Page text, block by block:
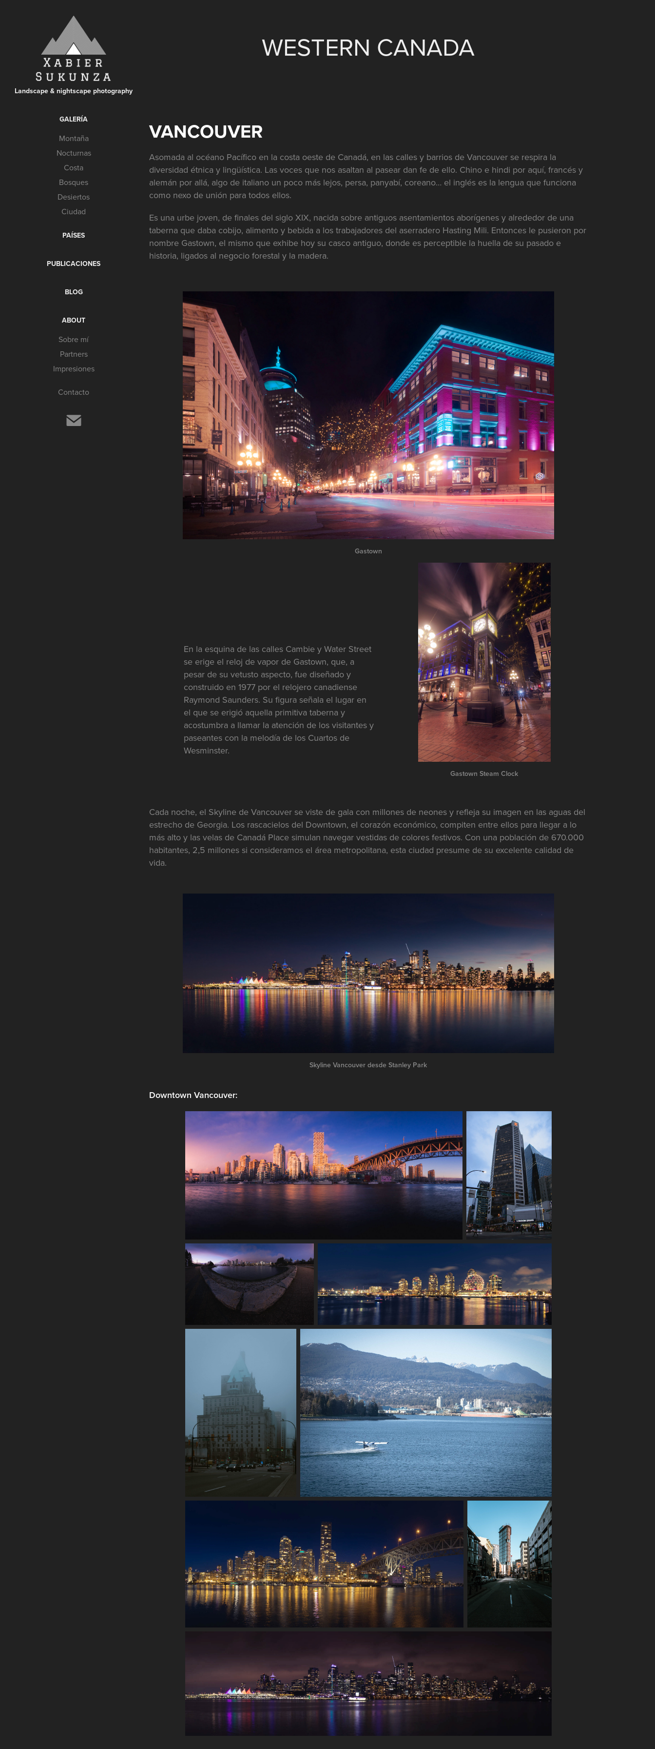
Landscape & nightscape photography
GALERÍA
Montaña
Nocturnas
Costa
Bosques
Desiertos
Ciudad
PAÍSES
PUBLICACIONES
BLOG
ABOUT
Sobre mí
Partners
Impresiones
Contacto
WESTERN CANADA
VANCOUVER
Asomada al océano Pacífico en la costa oeste de Canadá, en las calles y barrios de Vancouver se respira la
diversidad étnica y lingüística. Las voces que nos asaltan al pasear dan fe de ello. Chino e hindi por aquí, francés y
alemán por allá, algo de italiano un poco más lejos, persa, panyabí, coreano… el inglés es la lengua que funciona
como nexo de unión para todos ellos.
Es una urbe joven, de finales del siglo XIX, nacida sobre antiguos asentamientos aborígenes y alrededor de una
taberna que daba cobijo, alimento y bebida a los trabajadores del aserradero Hasting Mili. Entonces le pusieron por
nombre Gastown, el mismo que exhibe hoy su casco antiguo, donde es perceptible la huella de su pasado e
historia, ligados al negocio forestal y la madera.
Gastown
En la esquina de las calles Cambie y Water Street
se erige el reloj de vapor de Gastown, que, a
pesar de su vetusto aspecto, fue diseñado y
construido en 1977 por el relojero canadiense
Raymond Saunders. Su figura señala el lugar en
el que se erigió aquella primitiva taberna y
acostumbra a llamar la atención de los visitantes y
paseantes con la melodía de los Cuartos de
Wesminster.
Gastown Steam Clock
Cada noche, el Skyline de Vancouver se viste de gala con millones de neones y refleja su imagen en las aguas del
estrecho de Georgia. Los rascacielos del Downtown, el corazón económico, compiten entre ellos para llegar a lo
más alto y las velas de Canadá Place simulan navegar vestidas de colores festivos. Con una población de 670.000
habitantes, 2,5 millones si consideramos el área metropolitana, esta ciudad presume de su excelente calidad de
vida.
Skyline Vancouver desde Stanley Park
Downtown Vancouver: